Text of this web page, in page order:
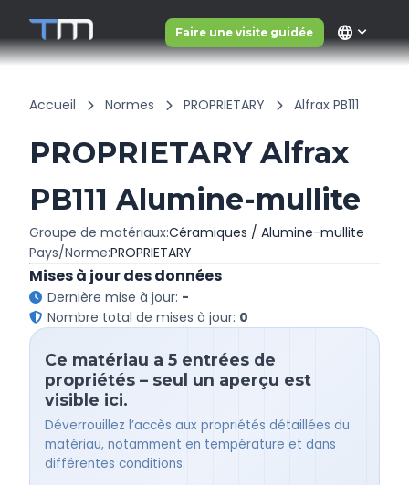
Faire une visite guidée language
Accueil Normes PROPRIETARY Alfrax PB111
PROPRIETARY Alfrax
PB111 Alumine-mullite
Groupe de matériaux:Céramiques / Alumine-mullite
Pays/Norme:PROPRIETARY
Mises à jour des données
Dernière mise à jour: -
Nombre total de mises à jour: 0
Ce matériau a 5 entrées de
propriétés – seul un aperçu est
visible ici.
Déverrouillez l’accès aux propriétés détaillées du
matériau, notamment en température et dans
différentes conditions.